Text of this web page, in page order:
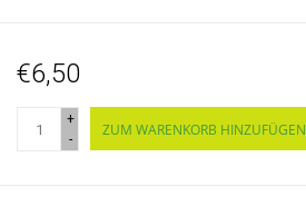
€6,50
+
-
ZUM WARENKORB HINZUFÜGEN